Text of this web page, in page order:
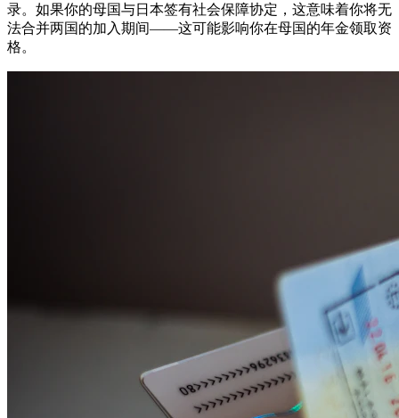
录。如果你的母国与日本签有社会保障协定，这意味着你将无
法合并两国的加入期间——这可能影响你在母国的年金领取资
格。